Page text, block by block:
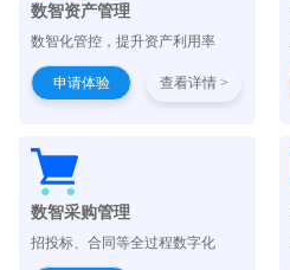
数智资产管理
数智化管控，提升资产利用率
申请体验 查看详情 >
数智采购管理
招投标、合同等全过程数字化